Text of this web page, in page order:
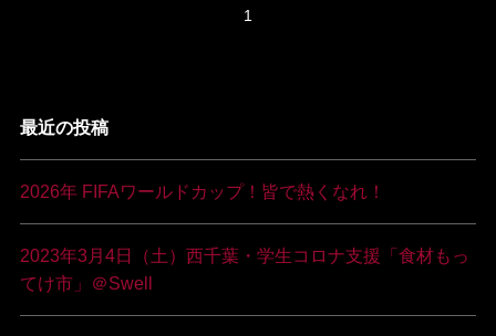
1
最近の投稿
2026年 FIFAワールドカップ！皆で熱くなれ！
2023年3月4日（土）西千葉・学生コロナ支援「食材もっ
てけ市」＠Swell